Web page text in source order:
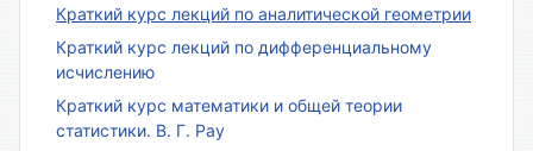
Краткий курс лекций по аналитической геометрии
Краткий курс лекций по дифференциальному
исчислению
Краткий курс математики и общей теории
статистики. В. Г. Рау